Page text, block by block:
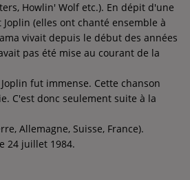
Howlin' Wolf etc.). En dépit d'une
(elles ont chanté ensemble à
vivait depuis le début des années
pas été mise au courant de la
fut immense. Cette chanson
C'est donc seulement suite à la
Allemagne, Suisse, France).
24 juillet 1984.